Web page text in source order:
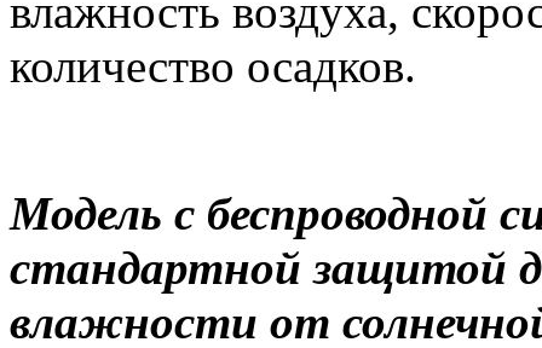
влажность воздуха,
количество осадков.
Модель с беспроводной
стандартной защитой
влажности от